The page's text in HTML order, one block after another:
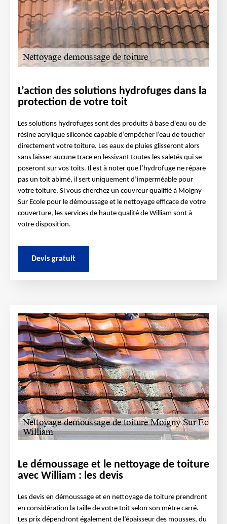
L’action des solutions hydrofuges dans la
protection de votre toit
Les solutions hydrofuges sont des produits à base d'eau ou de
résine acrylique siliconée capable d’empêcher l’eau de toucher
directement votre toiture. Les eaux de pluies glisseront alors
sans laisser aucune trace en lessivant toutes les saletés qui se
poseront sur vos toits. Il est à noter que l’hydrofuge ne répare
pas un toit abimé, il sert uniquement d’imperméable pour
votre toiture. Si vous cherchez un couvreur qualifié à Moigny
Sur Ecole pour le démoussage et le nettoyage efficace de votre
couverture, les services de haute qualité de William sont à
votre disposition.
Devis gratuit
Le démoussage et le nettoyage de toiture
avec William : les devis
Les devis en démoussage et en nettoyage de toiture prendront
en considération la taille de votre toit selon son mètre carré.
Les prix dépendront également de l’épaisseur des mousses, du